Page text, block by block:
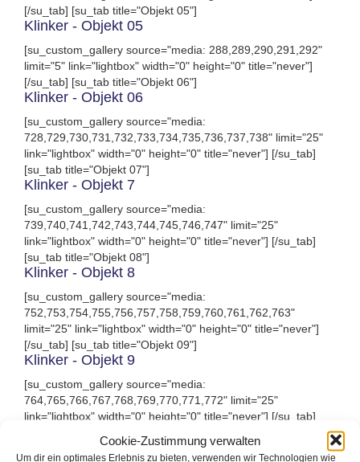
Cookie-Zustimmung verwalten
Um dir ein optimales Erlebnis zu bieten, verwenden wir Technologien wie
[/su_tab] [su_tab title="Objekt 05"]
Klinker - Objekt 05
[su_custom_gallery source="media: 288,289,290,291,292"
limit="5" link="lightbox" width="0" height="0" title="never"]
[/su_tab] [su_tab title="Objekt 06"]
Klinker - Objekt 06
[su_custom_gallery source="media:
728,729,730,731,732,733,734,735,736,737,738" limit="25"
link="lightbox" width="0" height="0" title="never"] [/su_tab]
[su_tab title="Objekt 07"]
Klinker - Objekt 7
[su_custom_gallery source="media:
739,740,741,742,743,744,745,746,747" limit="25"
link="lightbox" width="0" height="0" title="never"] [/su_tab]
[su_tab title="Objekt 08"]
Klinker - Objekt 8
[su_custom_gallery source="media:
752,753,754,755,756,757,758,759,760,761,762,763"
limit="25" link="lightbox" width="0" height="0" title="never"]
[/su_tab] [su_tab title="Objekt 09"]
Klinker - Objekt 9
[su_custom_gallery source="media:
764,765,766,767,768,769,770,771,772" limit="25"
link="lightbox" width="0" height="0" title="never"] [/su_tab]
Klinker - Objekt 10